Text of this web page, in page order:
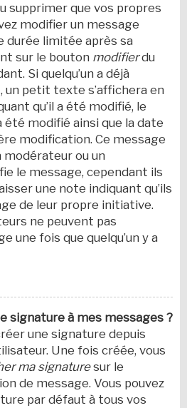
supprimer que vos propres
modifier un message
durée limitée après sa
sur le bouton modifierdu
Si quelqu’un a déjà
un petit texte s’affichera en
qu’il a été modifié, le
été modifié ainsi que la date
modification. Ce message
modérateur ou un
le message, cependant ils
une note indiquant qu’ils
de leur propre initiative.
ne peuvent pas
une fois que quelqu’un y a
signature à mes messages ?
une signature depuis
Une fois créée, vous
ma signaturesur le
de message. Vous pouvez
par défaut à tous vos